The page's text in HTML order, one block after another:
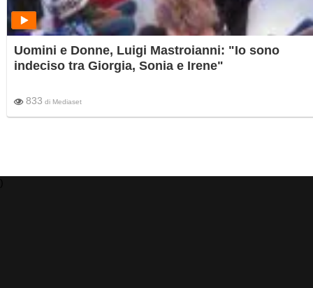
Uomini e Donne, Luigi Mastroianni: "Io sono
indeciso tra Giorgia, Sonia e Irene"
833 di Mediaset